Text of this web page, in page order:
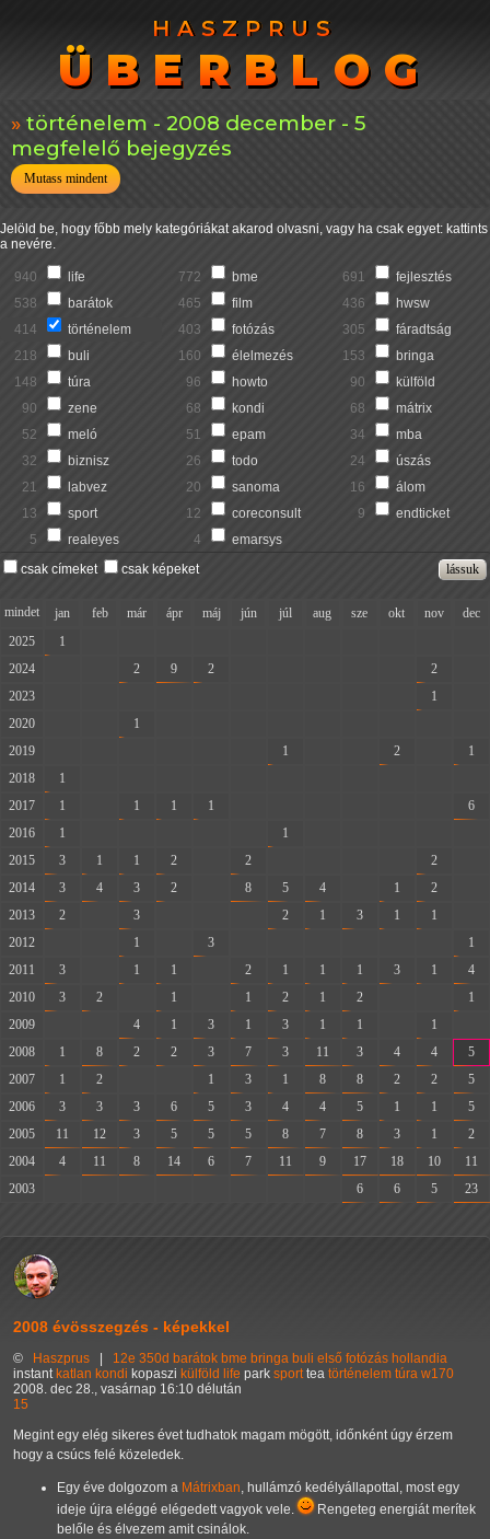
HASZPRUS
ÜBERBLOG
HASZPRUS
ÜBERBLOG
történelem - 2008 december - 5
megfelelő bejegyzés
Mutass mindent
Jelöld be, hogy főbb mely kategóriákat akarod olvasni, vagy ha csak egyet: kattints
a nevére.
940 life 772 bme 691
fejlesztés
538
barátok 465 film 436
hwsw
414
történelem 403 fotózás 305
fáradtság
218
buli 160 élelmezés 153
bringa
148
túra 96 howto 90
külföld
90
zene 68 kondi 68
mátrix
52
meló 51 epam 34
mba
32
biznisz 26 todo 24
úszás
21
labvez 20 sanoma 16
álom
13
sport 12 coreconsult 9
endticket
5
realeyes 4
emarsys
csak címeket
csak képeket
mindet jan feb már ápr máj jún júl aug sze okt nov
dec
2025
1
2024
2 9 2 2
2023
1
2020
1
2019
1 2
1
2018
1
2017
1 1 1 1
6
2016
1 1
2015
3 1 1 2 2 2
2014
3 4 3 2 8 5 4 1 2
2013
2 3 2 1 3 1 1
2012
1 3
1
2011
3 1 1 2 1 1 1 3 1
4
2010
3 2 1 1 2 1 2
1
2009
4 1 3 1 3 1 1 1
2008
1 8 2 2 3 7 3 11 3 4 4
5
2007
1 2 1 3 1 8 8 2 2
5
2006
3 3 3 6 5 3 4 4 5 1 1
5
2005
11 12 3 5 5 5 8 7 8 3 1
2
2004
4 11 8 14 6 7 11 9 17 18 10
11
2003
6 6 5 23
2008 évösszegzés - képekkel
© Haszprus 12e 350d barátok bme bringa buli első fotózás hollandia
instant katlan kondi kopaszi külföld life park sport tea történelem túra w170
2008. dec 28., vasárnap 16:10 délután
15
Megint egy elég sikeres évet tudhatok magam mögött, időnként úgy érzem
hogy a csúcs felé közeledek.
Egy éve dolgozom a Mátrixban, hullámzó kedélyállapottal, most egy
ideje újra eléggé elégedett vagyok vele.
Rengeteg energiát merítek
belőle és élvezem amit csinálok.